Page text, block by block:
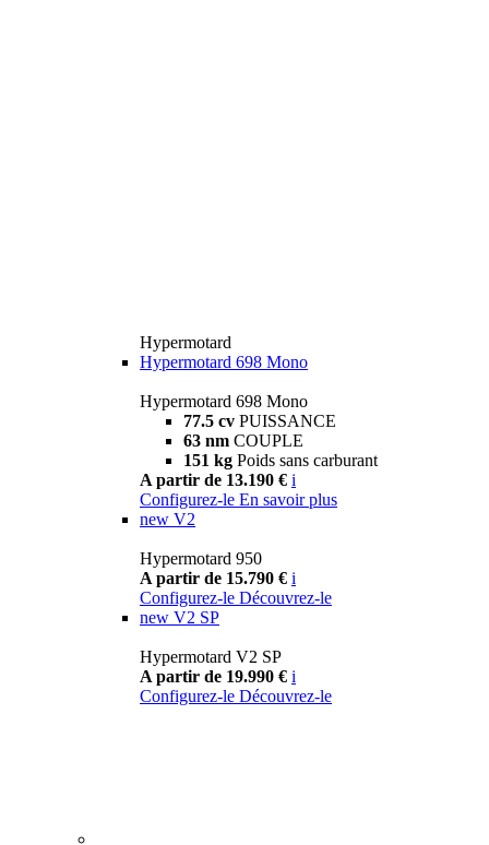
Hypermotard
Hypermotard 698 Mono
Hypermotard 698 Mono
77.5 cv PUISSANCE
63 nm COUPLE
151 kg Poids sans carburant
A partir de 13.190 € i
Configurez-le En savoir plus
new V2
Hypermotard 950
A partir de 15.790 € i
Configurez-le Découvrez-le
new V2 SP
Hypermotard V2 SP
A partir de 19.990 € i
Configurez-le Découvrez-le